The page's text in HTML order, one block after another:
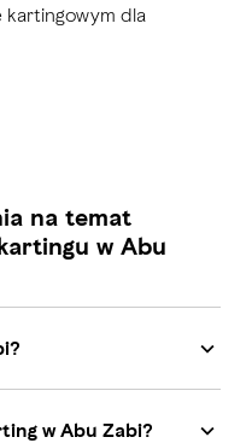
dla
na temat
w Abu
w Abu Zabi?